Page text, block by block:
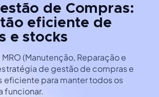
de Compras:
eficiente de
e stocks
(Manutenção, Reparação e
de gestão de compras e
eficiente para manter todos os
funcionar.